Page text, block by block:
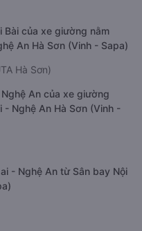
Bài của xe giường nằm
An Hà Sơn (Vinh - Sapa)
Hà Sơn)
An của xe giường
- Nghệ An Hà Sơn (Vinh -
- Nghệ An từ Sân bay Nội